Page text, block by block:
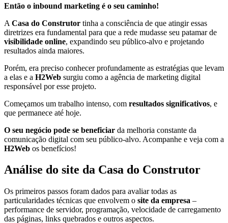
Então o inbound marketing é o seu caminho!
A Casa do Construtor tinha a consciência de que atingir essas
diretrizes era fundamental para que a rede mudasse seu patamar de
visibilidade online, expandindo seu público-alvo e projetando
resultados ainda maiores.
Porém, era preciso conhecer profundamente as estratégias que levam
a elas e a H2Web surgiu como a agência de marketing digital
responsável por esse projeto.
Começamos um trabalho intenso, com resultados significativos, e
que permanece até hoje.
O seu negócio pode se beneficiar da melhoria constante da
comunicação digital com seu público-alvo. Acompanhe e veja com a
H2Web os benefícios!
Análise do site da Casa do Construtor
Os primeiros passos foram dados para avaliar todas as
particularidades técnicas que envolvem o site da empresa –
performance de servidor, programação, velocidade de carregamento
das páginas, links quebrados e outros aspectos.